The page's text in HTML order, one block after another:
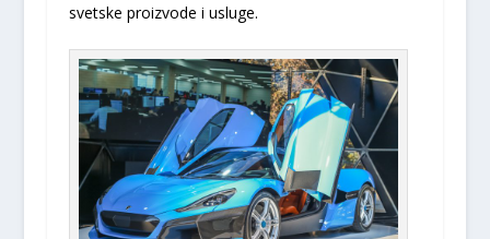
svetske proizvode i usluge.